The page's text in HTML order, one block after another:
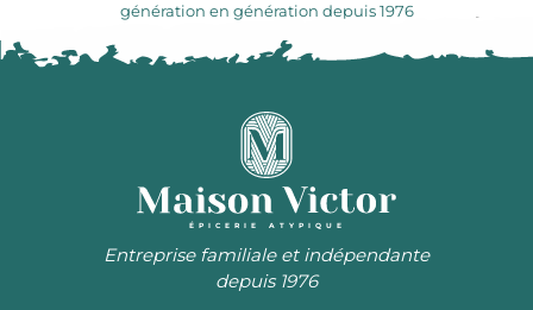
génération en génération depuis 1976
ÉPICERIE ATYPIQUE
Entreprise familiale et indépendante
depuis 1976